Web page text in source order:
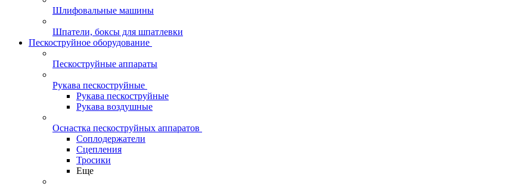
Шлифовальные машины
Шпатели, боксы для шпатлевки
Пескоструйное оборудование
Пескоструйные аппараты
Рукава пескоструйные
Рукава пескоструйные
Рукава воздушные
Оснастка пескоструйных аппаратов
Соплодержатели
Сцепления
Тросики
Еще